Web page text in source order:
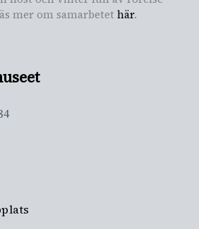
mer om samarbetet här.